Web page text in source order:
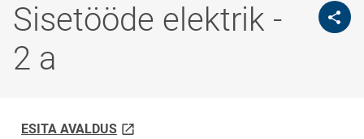
Sisetööde elektrik -
2 a
ESITA AVALDUSlink opens on new page